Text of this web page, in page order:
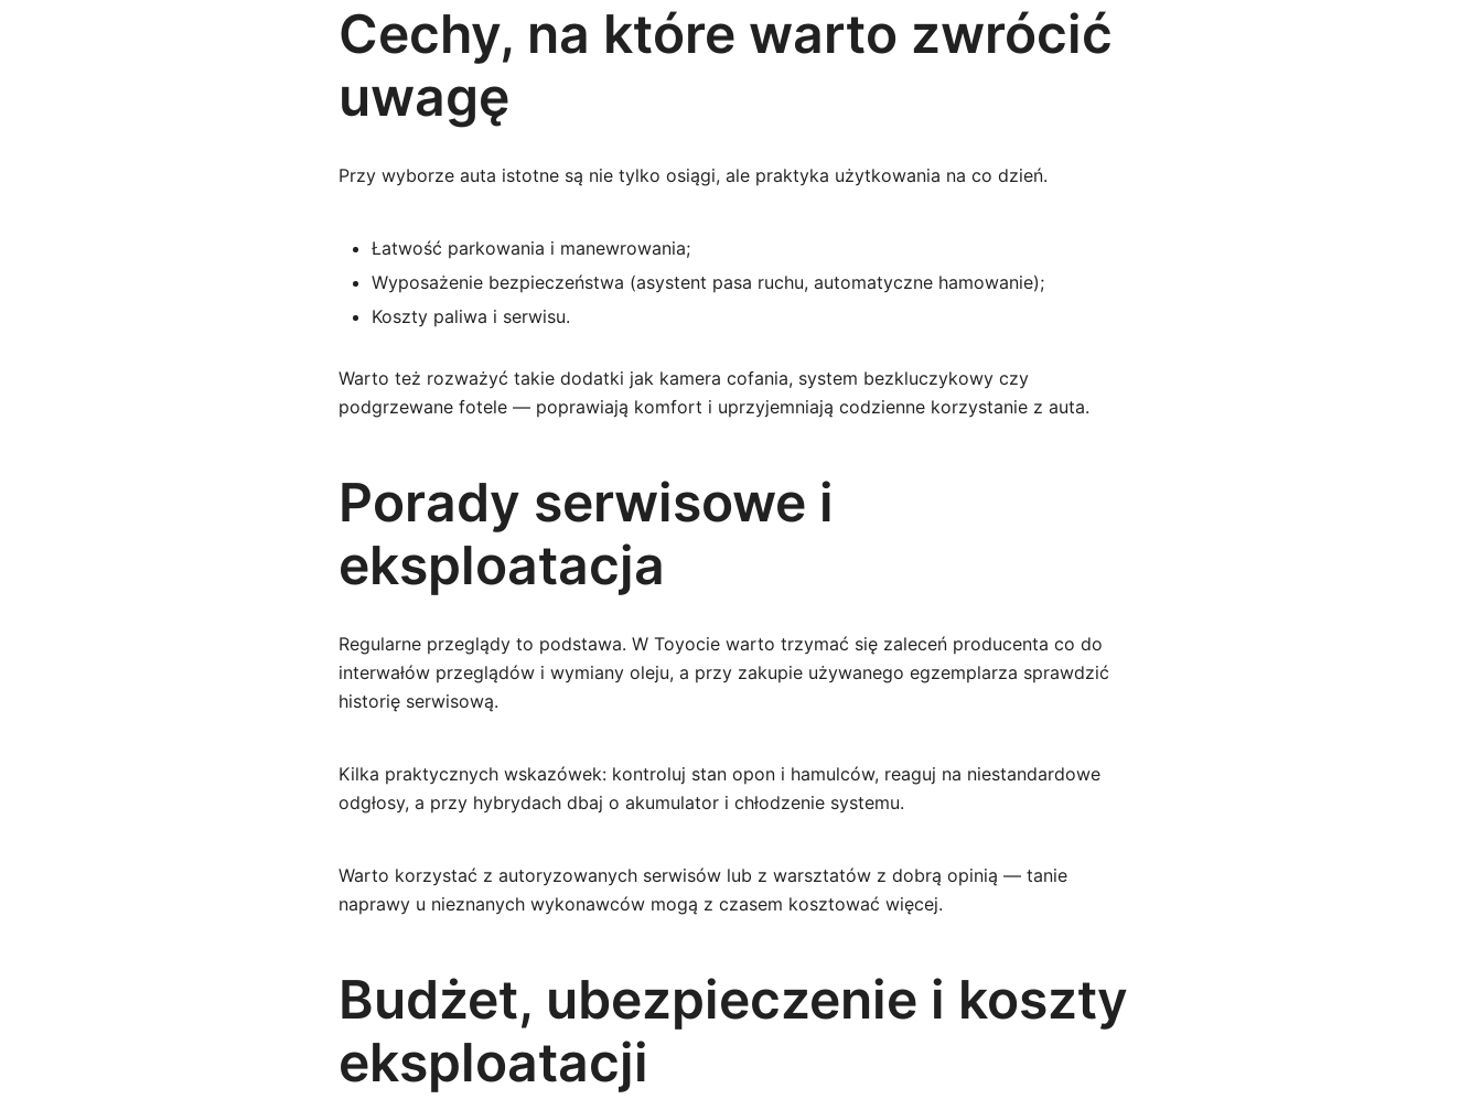
Cechy, na które warto zwrócić
uwagę
Przy wyborze auta istotne są nie tylko osiągi, ale praktyka użytkowania na co dzień.
Łatwość parkowania i manewrowania;
Wyposażenie bezpieczeństwa (asystent pasa ruchu, automatyczne hamowanie);
Koszty paliwa i serwisu.
Warto też rozważyć takie dodatki jak kamera cofania, system bezkluczykowy czy
podgrzewane fotele — poprawiają komfort i uprzyjemniają codzienne korzystanie z auta.
Porady serwisowe i
eksploatacja
Regularne przeglądy to podstawa. W Toyocie warto trzymać się zaleceń producenta co do
interwałów przeglądów i wymiany oleju, a przy zakupie używanego egzemplarza sprawdzić
historię serwisową.
Kilka praktycznych wskazówek: kontroluj stan opon i hamulców, reaguj na niestandardowe
odgłosy, a przy hybrydach dbaj o akumulator i chłodzenie systemu.
Warto korzystać z autoryzowanych serwisów lub z warsztatów z dobrą opinią — tanie
naprawy u nieznanych wykonawców mogą z czasem kosztować więcej.
Budżet, ubezpieczenie i koszty
eksploatacji